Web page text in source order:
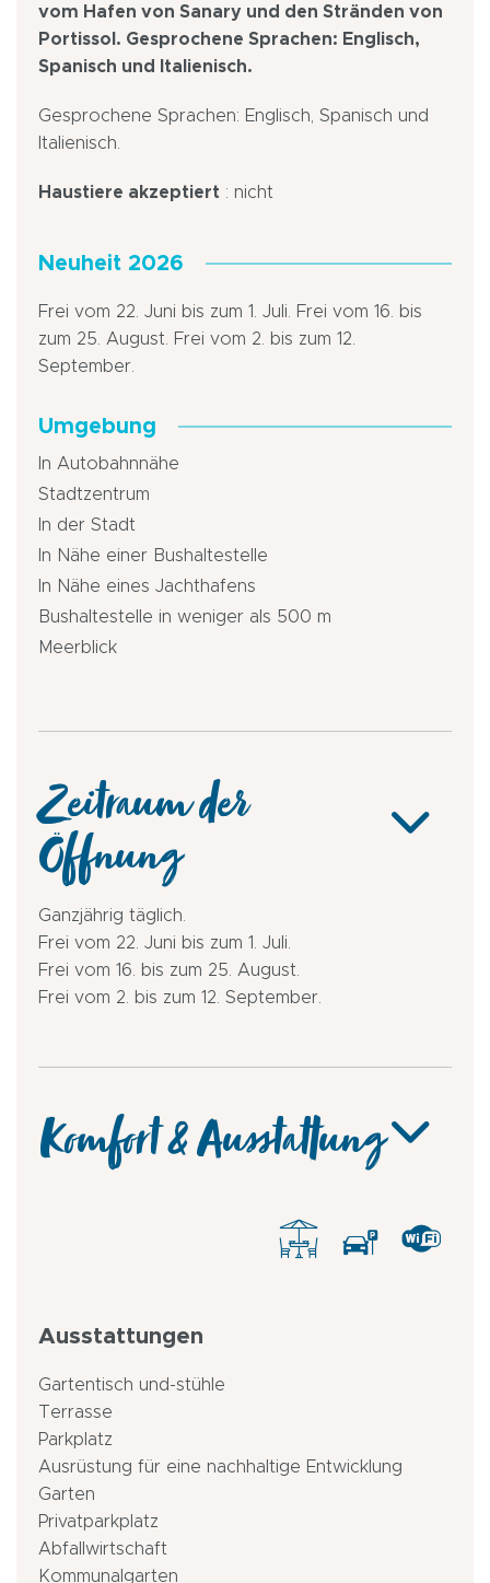
vom Hafen von Sanary und den Stränden von
Portissol. Gesprochene Sprachen: Englisch,
Spanisch und Italienisch.
Gesprochene Sprachen: Englisch, Spanisch und
Italienisch.
Haustiere akzeptiert : nicht
Neuheit 2026
Frei vom 22. Juni bis zum 1. Juli. Frei vom 16. bis
zum 25. August. Frei vom 2. bis zum 12.
September.
Umgebung
In Autobahnnähe
Stadtzentrum
In der Stadt
In Nähe einer Bushaltestelle
In Nähe eines Jachthafens
Bushaltestelle in weniger als 500 m
Meerblick
Zeitraum der
Öffnung
Ganzjährig täglich.
Frei vom 22. Juni bis zum 1. Juli.
Frei vom 16. bis zum 25. August.
Frei vom 2. bis zum 12. September.
Komfort & Ausstattung
Ausstattungen
Gartentisch und-stühle
Terrasse
Parkplatz
Ausrüstung für eine nachhaltige Entwicklung
Garten
Privatparkplatz
Abfallwirtschaft
Kommunalgarten